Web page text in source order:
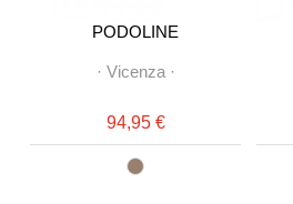
PODOLINE
· Vicenza·
94,95 €